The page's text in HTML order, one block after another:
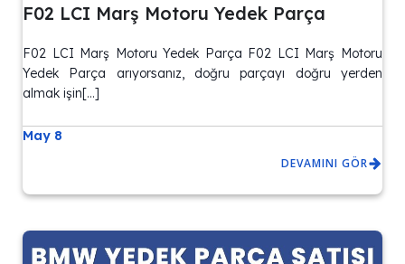
F02 LCI Marş Motoru Yedek Parça
F02 LCI Marş Motoru Yedek Parça F02 LCI Marş Motoru
Yedek Parça arıyorsanız, doğru parçayı doğru yerden
almak işin[…]
May 8
DEVAMINI GÖR